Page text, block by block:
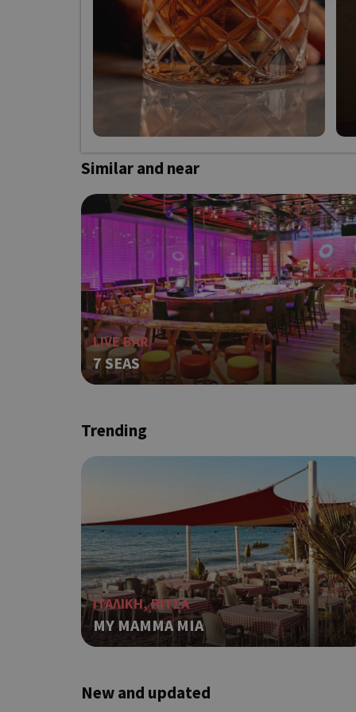
Similar and near
LIVE BAR
7 SEAS
Trending
ΙΤΑΛΙΚΗ, ΠΙΤΣΑ
MY MAMMA MIA
New and updated
Τα απολύτως
ιστότοπος δεν μπορεί
Ονοματεπώνυμο
G_ENABLED_IDPS
G_ENABLED_IDPS
takeOverCookie
LangCookie
PHPSESSID